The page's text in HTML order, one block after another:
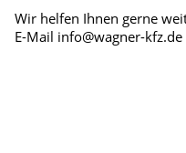
Wir helfen Ihnen gerne
E-Mail info@wagner-